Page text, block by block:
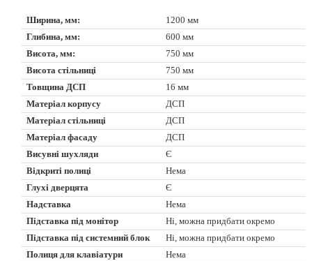
Ширина, мм:
1200 мм
Глибина, мм:
600 мм
Висота, мм:
750 мм
Висота стільниці
750 мм
Товщина ДСП
16 мм
Матеріал корпусу
ДСП
Матеріал стільниці
ДСП
Матеріал фасаду
ДСП
Висувні шухляди
Є
Відкриті полиці
Нема
Глухі дверцята
Є
Надставка
Нема
Підставка під монітор
Ні, можна придбати окремо
Підставка під системний блок
Ні, можна придбати окремо
Полиця для клавіатури
Нема